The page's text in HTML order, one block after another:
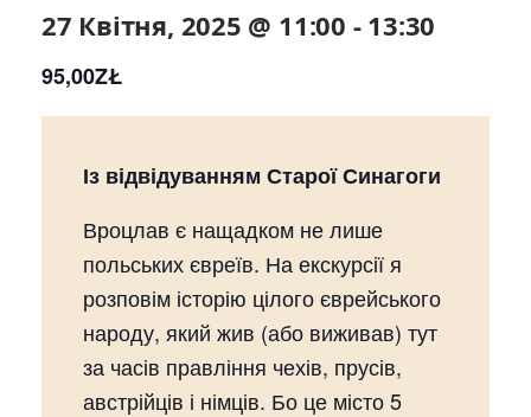
27 Квітня, 2025 @ 11:00 - 13:30
95,00ZŁ
Із відвідуванням Старої Синагоги
Вроцлав є нащадком не лише
польських євреїв. На екскурсії я
розповім історію цілого єврейського
народу, який жив (або виживав) тут
за часів правління чехів, прусів,
австрійців і німців. Бо це місто 5